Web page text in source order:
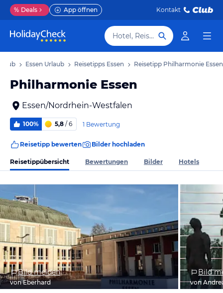
% Deals App öffnen Kontakt
Hotel, Reiseziel
Essen Urlaub Reisetipps Essen Reisetipp Philharmonie Essen
Philharmonie Essen
Essen/Nordrhein-Westfalen
100% 5,8 / 6 1 Bewertung
Reisetipp bewerten Bilder hochladen
Reisetippübersicht Bewertungen Bilder Hotels
Bild melden
von Eberhard
Bild
von